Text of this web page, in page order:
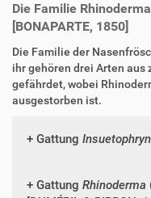
Die Familie
[BONAPARTE, 1850]
Die Familie der
ihr gehören drei Arten aus
gefährdet, wobei
ausgestorben ist.
Gattung
Gattung Rhinoderma